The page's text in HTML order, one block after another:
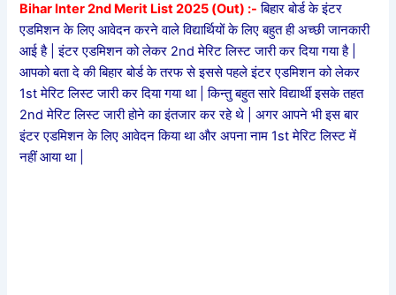
Bihar Inter 2nd Merit List 2025 (Out) :- बिहार बोर्ड के इंटर
एडमिशन के लिए आवेदन करने वाले विद्यार्थियों के लिए बहुत ही अच्छी जानकारी
आई है | इंटर एडमिशन को लेकर 2nd मेरिट लिस्ट जारी कर दिया गया है |
आपको बता दे की बिहार बोर्ड के तरफ से इससे पहले इंटर एडमिशन को लेकर
1st मेरिट लिस्ट जारी कर दिया गया था | किन्तु बहुत सारे विद्यार्थी इसके तहत
2nd मेरिट लिस्ट जारी होने का इंतजार कर रहे थे | अगर आपने भी इस बार
इंटर एडमिशन के लिए आवेदन किया था और अपना नाम 1st मेरिट लिस्ट में
नहीं आया था |